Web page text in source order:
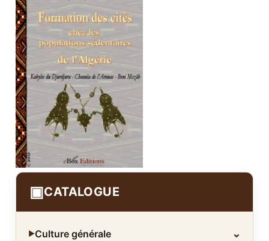
▣CATALOGUE
▶Culture générale ⌄